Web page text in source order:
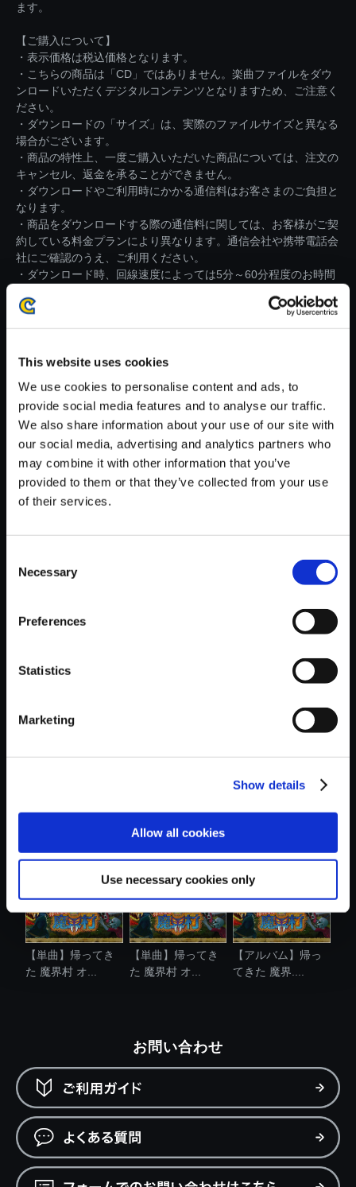
This website uses cookies
We use cookies to personalise content and ads, to
provide social media features and to analyse our traffic.
We also share information about your use of our site with
our social media, advertising and analytics partners who
may combine it with other information that you’ve
provided to them or that they’ve collected from your use
of their services.
Selection
Necessary
Preferences
Statistics
Marketing
Show details
Allow all cookies
Use necessary cookies only
ます。
【ご購入について】
・表示価格は税込価格となります。
・こちらの商品は「CD」ではありません。楽曲ファイルをダウ
ンロードいただくデジタルコンテンツとなりますため、ご注意く
ださい。
・ダウンロードの「サイズ」は、実際のファイルサイズと異なる
場合がございます。
・商品の特性上、一度ご購入いただいた商品については、注文の
キャンセル、返金を承ることができません。
・ダウンロードやご利用時にかかる通信料はお客さまのご負担と
なります。
・商品をダウンロードする際の通信料に関しては、お客様がご契
約している料金プランにより異なります。通信会社や携帯電話会
社にご確認のうえ、ご利用ください。
・ダウンロード時、回線速度によっては5分～60分程度のお時間
※ご購入いただいたファイルのダウンロードの際には、通信環境
【単曲】帰ってきた 魔界村 オリ
ジナル・サウンドトラック 魔界
城
おすすめ商品
た 魔界村 オ...
た 魔界村 オ...
た 魔界村 オ...
【単曲】帰ってき
た 魔界村 オ...
【単曲】帰ってき
た 魔界村 オ...
【アルバム】帰っ
てきた 魔界....
お問い合わせ